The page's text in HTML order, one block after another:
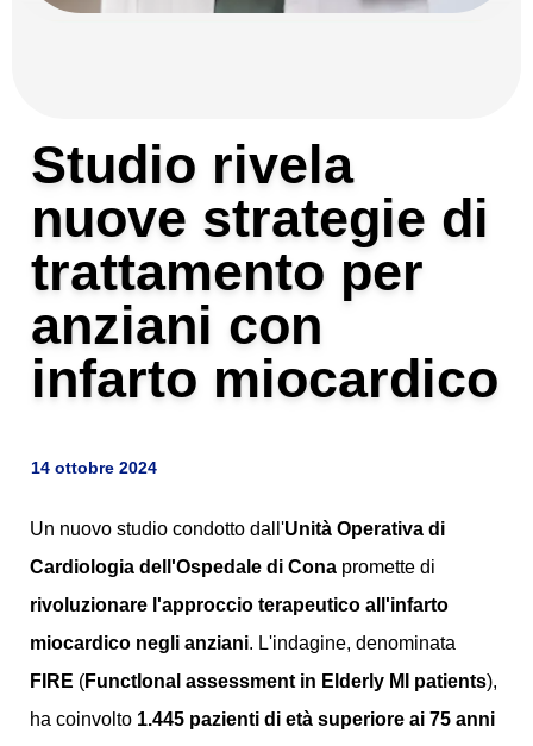
Studio rivela
nuove strategie di
trattamento per
anziani con
infarto miocardico
14 ottobre 2024
Un nuovo studio condotto dall'Unità Operativa di
Cardiologia dell'Ospedale di Conapromette di
rivoluzionare l'approccio terapeutico all'infarto
miocardico negli anziani. L'indagine, denominata
FIRE (FunctIonal assessment in Elderly MI patients),
ha coinvolto 1.445 pazienti di età superiore ai 75 anni